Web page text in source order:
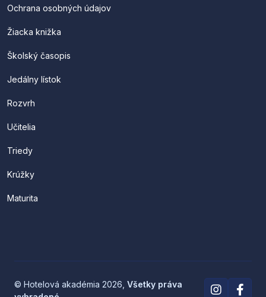
Ochrana osobných údajov
Žiacka knižka
Školský časopis
Jedálny lístok
Rozvrh
Učitelia
Triedy
Krúžky
Maturita
© Hotelová akadémia 2026, Všetky práva